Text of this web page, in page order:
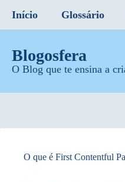
Início Glossário
Blogosfera
O Blog que te ensina a
O que é First Contentful